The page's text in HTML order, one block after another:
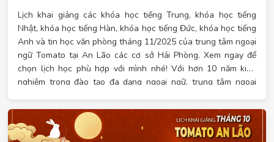
Lịch khai giảng các khóa học tiếng Trung, khóa học tiếng
Nhật, khóa học tiếng Hàn, khóa học tiếng Đức, khóa học tiếng
Anh và tin học văn phòng tháng 11/2025 của trung tâm ngoại
ngữ Tomato tại An Lão các cơ sở Hải Phòng. Xem ngay để
chọn lịch học phù hợp với mình nhé! Với hơn 10 năm kinh
nghiệm trong đào tạo đa dạng ngoại ngữ, trung tâm ngoại
đầu đáp ứng đầy đủ nhu cầu của học viên. Tại Tomato có các
khóa học ngoại ngữ với các ngôn ngữ hot hiện nay và tin học
văn phòng cho mọi trình độ, lịch học linh hoạt. Đặc biệt, khi